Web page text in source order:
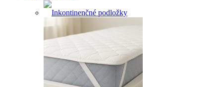
Inkontinenčné podložky